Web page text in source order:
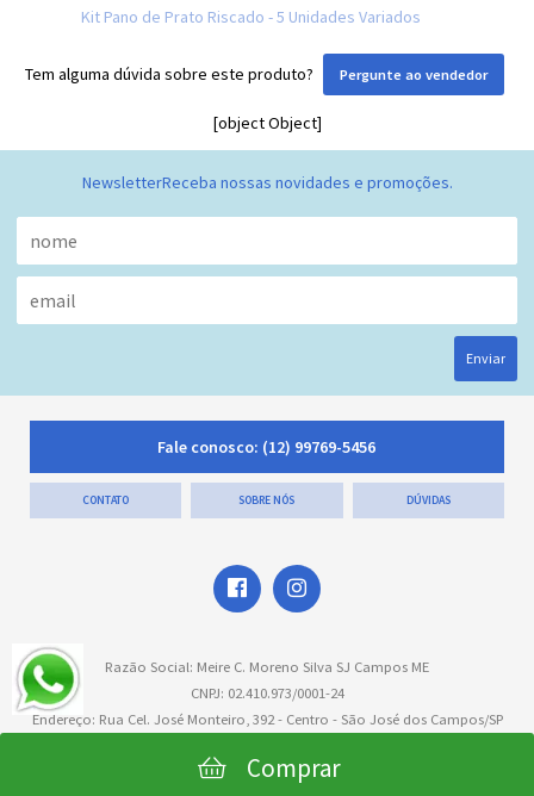
Comprar
Kit Pano de Prato Riscado - 5 Unidades Variados
Tem alguma dúvida sobre este produto? Pergunte ao vendedor
[object Object]
NewsletterReceba nossas novidades e promoções.
Enviar
Fale conosco: (12) 99769-5456
CONTATO SOBRE NÓS DÚVIDAS
Razão Social: Meire C. Moreno Silva SJ Campos ME
CNPJ: 02.410.973/0001-24
Endereço: Rua Cel. José Monteiro, 392 - Centro - São José dos Campos/SP